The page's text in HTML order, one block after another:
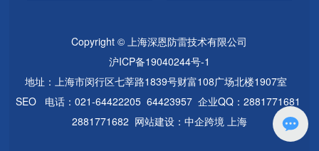
Copyright © 上海深恩防雷技术有限公司
沪ICP备19040244号-1
地址：上海市闵行区七莘路1839号财富108广场北楼1907室
SEO电话： 021-64422205 64423957企业QQ：2881771681
2881771682 网站建设： 中企跨境 上海